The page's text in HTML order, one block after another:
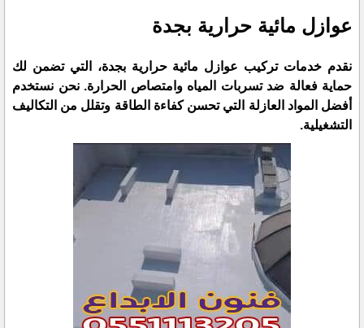
عوازل مائية حرارية بجدة
نقدم خدمات تركيب عوازل مائية حرارية بجدة، التي تضمن لك
حماية فعالة ضد تسربات المياه وامتصاص الحرارة. نحن نستخدم
أفضل المواد العازلة التي تحسن كفاءة الطاقة وتقلل من التكاليف
التشغيلية.